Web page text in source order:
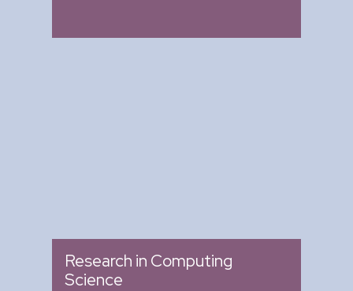
Research in Computing
Science